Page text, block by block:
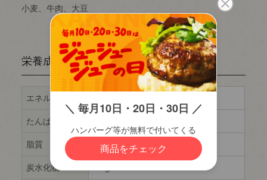
小麦、牛肉、大豆
栄養成分表示 1本（70g）当たり
エネルギー
たんぱく質
脂質 3.3g
炭水化物